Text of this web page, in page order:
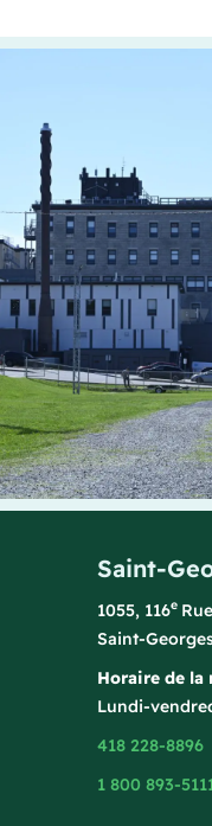
Saint-
1055, 116e Rue
Saint-
Horaire de la
Lundi-
418 228-8896
1 800 893-